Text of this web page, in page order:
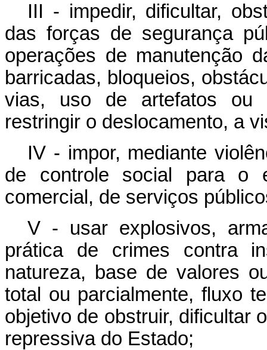
III - impedir, dificultar,
das forças de segurança
operações de manutenção
barricadas, bloqueios,
vias, uso de artefatos ou
restringir o deslocamento, a
IV - impor, mediante
de controle social para o
comercial, de serviços
V - usar explosivos,
prática de crimes contra
natureza, base de valores
total ou parcialmente, fluxo
objetivo de obstruir, dificultar
repressiva do Estado;